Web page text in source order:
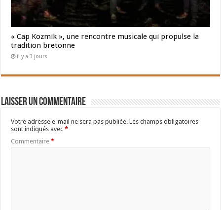
« Cap Kozmik », une rencontre musicale qui propulse la
tradition bretonne
il y a 3 jours
Laisser un commentaire
Votre adresse e-mail ne sera pas publiée. Les champs obligatoires
sont indiqués avec*
Commentaire*